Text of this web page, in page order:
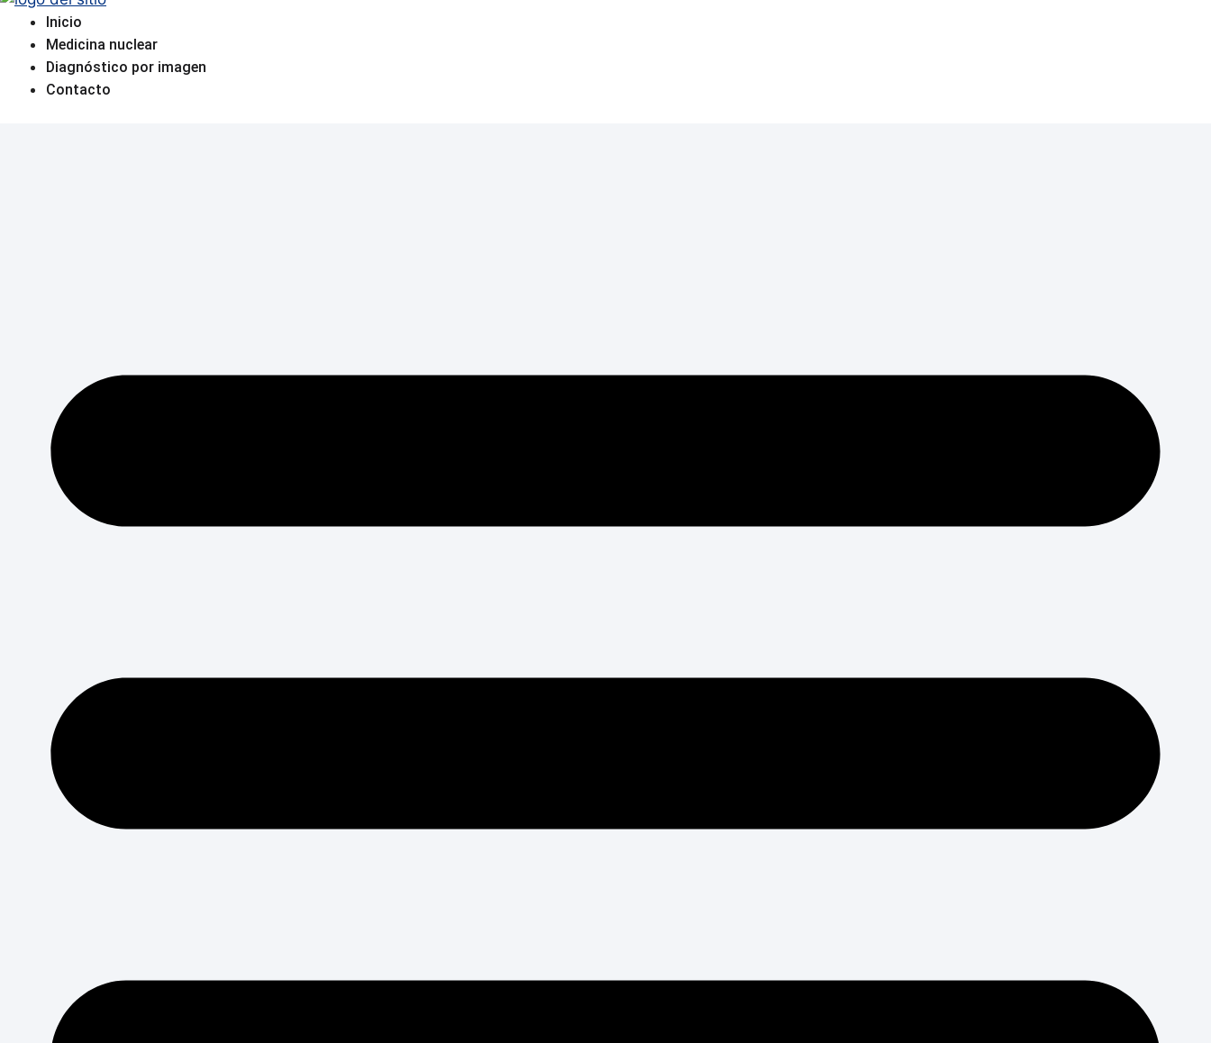
Inicio
Medicina nuclear
Diagnóstico por imagen
Contacto